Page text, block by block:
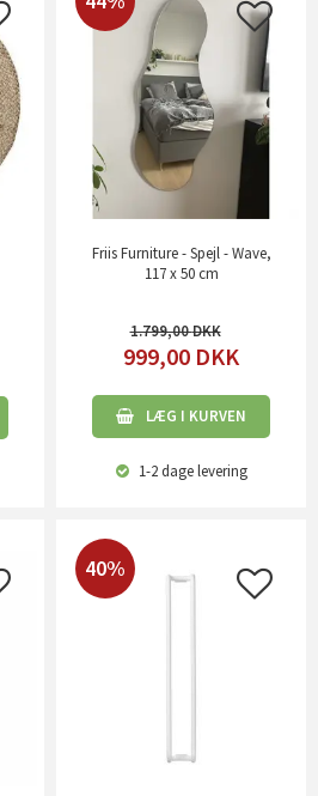
Friis Furniture - Spejl - Wave,
117 x 50 cm
1.799,00
999,00 DKK
LÆG I KURVEN
1-2 dagelevering
40%